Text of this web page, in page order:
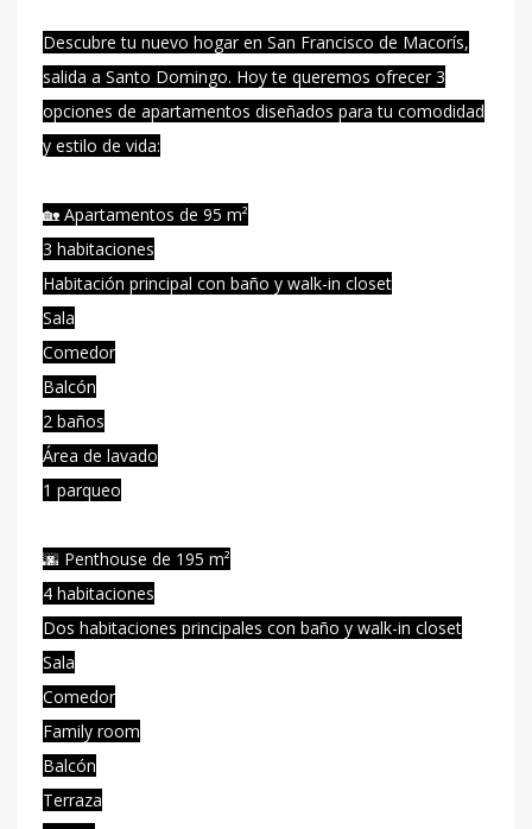
Descubre tu nuevo hogar en San Francisco de Macorís,
salida a Santo Domingo. Hoy te queremos ofrecer 3
opciones de apartamentos diseñados para tu comodidad
y estilo de vida:
🏡 Apartamentos de 95 m²
3 habitaciones
Habitación principal con baño y walk-in closet
Sala
Comedor
Balcón
2 baños
Área de lavado
1 parqueo
🌆 Penthouse de 195 m²
4 habitaciones
Dos habitaciones principales con baño y walk-in closet
Sala
Comedor
Family room
Balcón
Terraza